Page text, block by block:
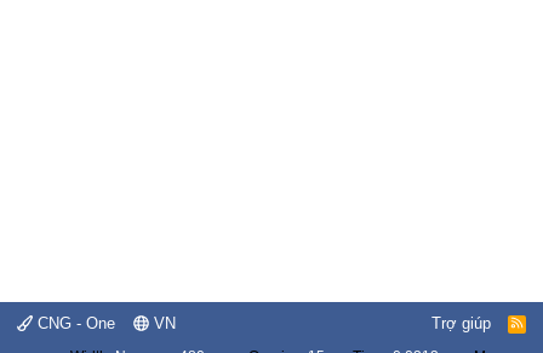
CNG - One VN Trợ giúp
R